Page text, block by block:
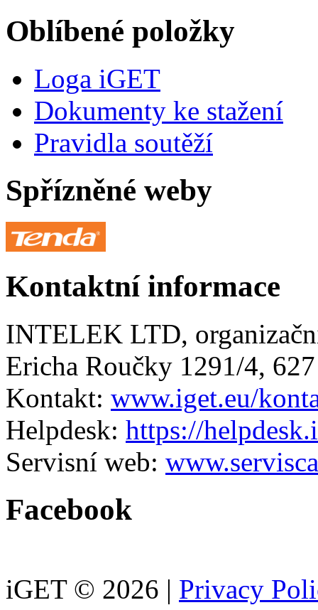
Oblíbené položky
Loga iGET
Dokumenty ke stažení
Pravidla soutěží
Spřízněné weby
Kontaktní informace
INTELEK LTD,
Ericha Roučky 1291/4,
Kontakt: www.iget.eu/
Helpdesk: https://
Servisní web:
Facebook
iGET © 2026 | Privacy